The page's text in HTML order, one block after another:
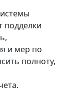
подделки
и мер по
полноту,